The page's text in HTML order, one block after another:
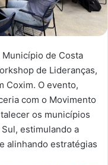
de Costa
de Lideranças,
Coxim. O evento,
com o Movimento
os municípios
estimulando a
alinhando estratégias